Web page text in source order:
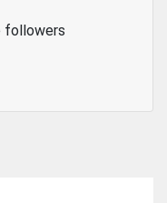
followers